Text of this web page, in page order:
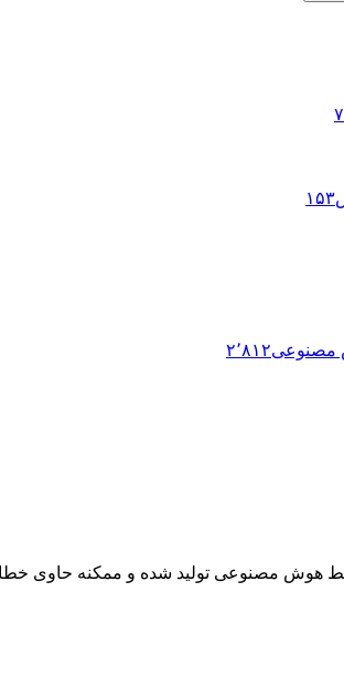
۱۵۳
۲٬۸۱۲
هوش مصنوعی تولید شده و ممکنه حاوی خطا